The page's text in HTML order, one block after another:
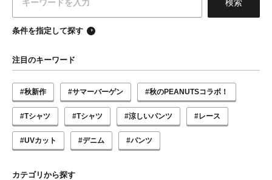
条件を指定して探す
注目のキーワード
#秋新作 #サマーバーゲン #秋のPEANUTSコラボ！
#Tシャツ #Tシャツ #涼しいパンツ #レース
#UVカット #デニム #パンツ
カテゴリから探す